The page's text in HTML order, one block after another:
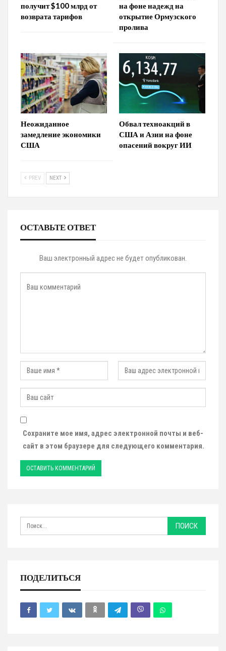
получит $100 млрд от
возврата тарифов
на фоне надежд на
открытие Ормузского
пролива
Неожиданное
замедление экономики
США
Обвал техноакций в
США и Азии на фоне
опасений вокруг ИИ
PREV NEXT
ОСТАВЬТЕ ОТВЕТ
Ваш электронный адрес не будет опубликован.
Сохраните мое имя, адрес электронной почты и веб-
сайт в этом браузере для следующего комментария.
ПОДЕЛИТЬСЯ